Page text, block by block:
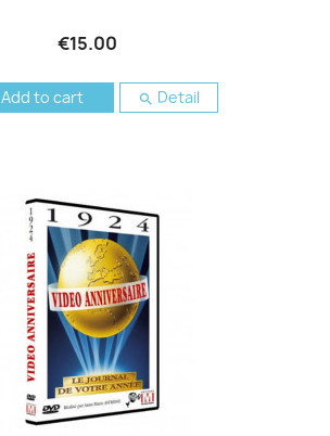
€15.00
Add to cart  Detail